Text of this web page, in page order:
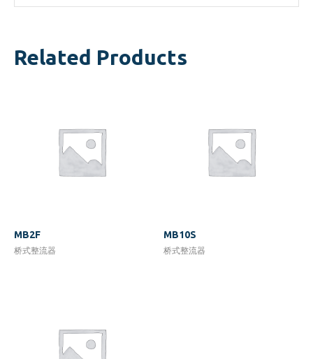
Related Products
MB2F
桥式整流器
MB10S
桥式整流器